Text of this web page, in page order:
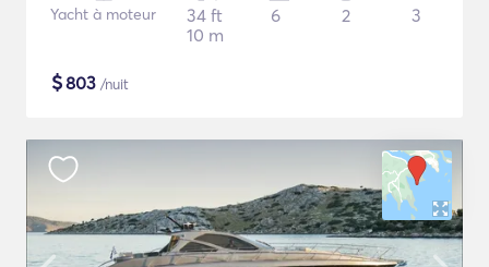
Yacht à moteur
34 ft
10 m
6 2 3
$803 /nuit